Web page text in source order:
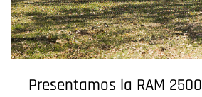
Presentamos la RAM 2500